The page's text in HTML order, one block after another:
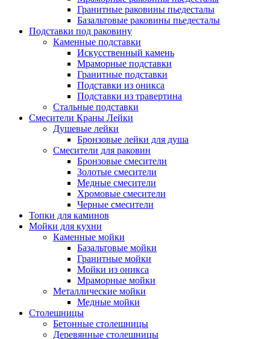
Гранитные раковины пьедесталы
Базальтовые раковины пьедесталы
Подставки под раковину
Каменные подставки
Искусственный камень
Мраморные подставки
Гранитные подставки
Подставки из оникса
Подставки из травертина
Стальные подставки
Смесители Краны Лейки
Душевые лейки
Бронзовые лейки для душа
Смесители для раковин
Бронзовые смесители
Золотые смесители
Медные смесители
Хромовые смесители
Черные смесители
Топки для каминов
Мойки для кухни
Каменные мойки
Базальтовые мойки
Гранитные мойки
Мойки из оникса
Мраморные мойки
Металлические мойки
Медные мойки
Столешницы
Бетонные столешницы
Деревянные столешницы